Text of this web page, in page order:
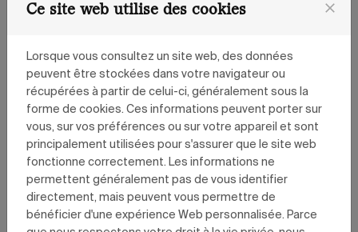
Soutiens
& Appels
à
Ce site web utilise des cookies close
Lorsque vous consultez un site web, des données
peuvent être stockées dans votre navigateur ou
récupérées à partir de celui-ci, généralement sous la
forme de cookies. Ces informations peuvent porter sur
vous, sur vos préférences ou sur votre appareil et sont
principalement utilisées pour s'assurer que le site web
fonctionne correctement. Les informations ne
permettent généralement pas de vous identifier
directement, mais peuvent vous permettre de
bénéficier d'une expérience Web personnalisée. Parce